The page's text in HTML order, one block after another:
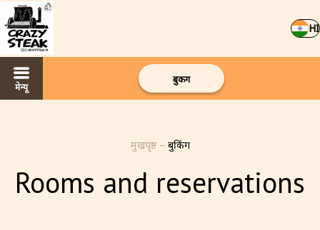
HI
मेन्यू
बुकिंग
मुखपृष्ठ – बुकिंग
Rooms and reservations